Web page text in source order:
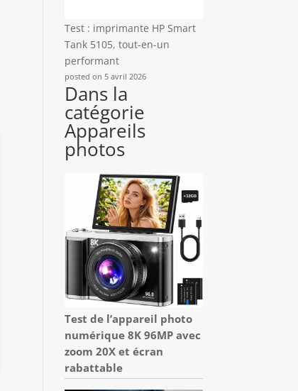
Test : imprimante HP Smart
Tank 5105, tout-en-un
performant
posted on 5 avril 2026
Dans la
catégorie
Appareils
photos
Test de l’appareil photo
numérique 8K 96MP avec
zoom 20X et écran
rabattable